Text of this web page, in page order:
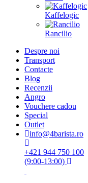
Kaffelogic
Rancilio
Despre noi
Transport
Contacte
Blog
Recenzii
Angro
Vouchere cadou
Special
Outlet
info@4barista.ro
+421 944 750 100
(9:00-13:00)